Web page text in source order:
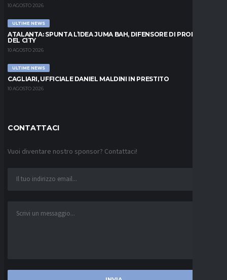
10 AGOSTO 2026
ULTIME NEWS
ATALANTA: SPUNTA L’IDEA JUMA BAH, DIFENSORE DI PROPRIETÀ
DEL CITY
10 AGOSTO 2026
ULTIME NEWS
CAGLIARI, UFFICIALE DANIEL MALDINI IN PRESTITO
10 AGOSTO 2026
CONTATTACI
Vuoi diventare nostro sponsor? Contattaci!